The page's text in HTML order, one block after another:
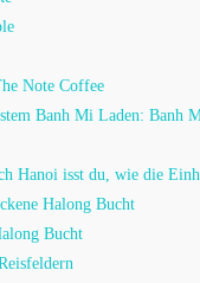
Note Coffee
Banh Mi Laden: Banh
Hanoi isst du, wie die
Halong Bucht
Bucht